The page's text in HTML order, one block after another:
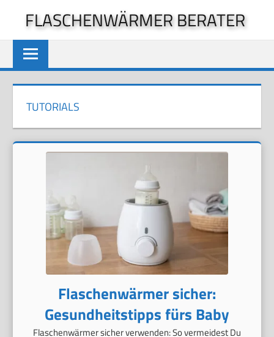
springen
FLASCHENWÄRMER BERATER
TUTORIALS
Flaschenwärmer sicher:
Gesundheitstipps fürs Baby
Flaschenwärmer sicher verwenden: So vermeidest Du